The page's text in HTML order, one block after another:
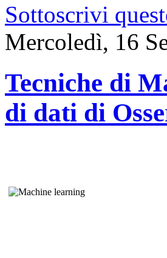
Sottoscrivi
Mercoledì, 16
Tecniche di
di dati di